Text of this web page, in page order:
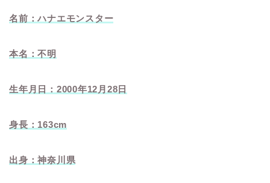
名前：ハナエモンスター
本名：不明
生年月日：2000年12月28日
身長：163cm
出身：神奈川県